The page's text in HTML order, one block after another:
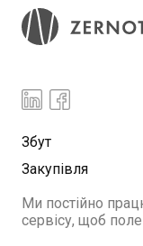
Збут
Закупівля
Ми постійно
сервісу, щоб